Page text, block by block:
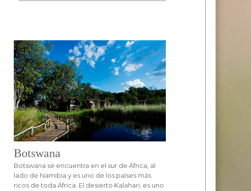
Botswana
Botswana se encuentra en el sur de África, al
lado de Namibia y es uno de los países más
ricos de toda África. El desierto Kalahari, es uno